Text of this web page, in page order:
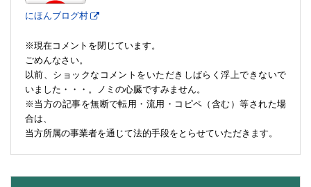
にほんブログ村
※現在コメントを閉じています。
ごめんなさい。
以前、ショックなコメントをいただきしばらく浮上できないで
いました・・・。ノミの心臓ですみません。
※当方の記事を無断で転用・流用・コピペ（含む）等された場
合は、
当方所属の事業者を通じて法的手段をとらせていただきます。